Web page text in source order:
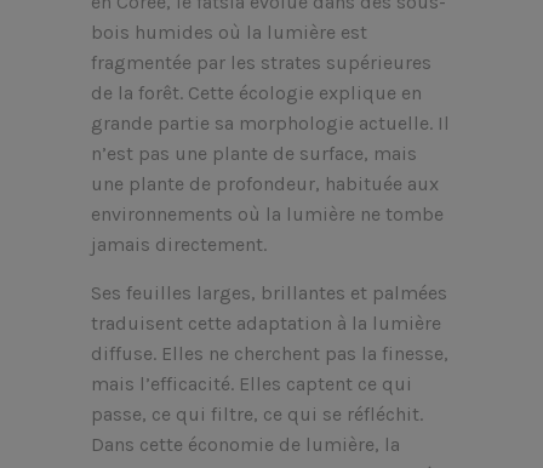
bois humides où la lumière est
fragmentée par les strates supérieures
de la forêt. Cette écologie explique en
grande partie sa morphologie actuelle. Il
n’est pas une plante de surface, mais
une plante de profondeur, habituée aux
environnements où la lumière ne tombe
jamais directement.
Ses feuilles larges, brillantes et palmées
traduisent cette adaptation à la lumière
diffuse. Elles ne cherchent pas la finesse,
mais l’efficacité. Elles captent ce qui
passe, ce qui filtre, ce qui se réfléchit.
Dans cette économie de lumière, la